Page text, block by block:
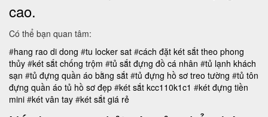
cao.
Có thể bạn quan tâm:
#hang rao di dong #tu locker sat #cách đặt két sắt theo phong
thủy #két sắt chống trộm #tủ sắt đựng đồ cá nhân #tủ lạnh khách
sạn #tủ đựng quần áo bằng sắt #tủ đựng hồ sơ treo tường #tủ tôn
đựng quần áo tủ hồ sơ đẹp #két sắt kcc110k1c1 #két đựng tiền
mini #két vân tay #két sắt giá rẻ